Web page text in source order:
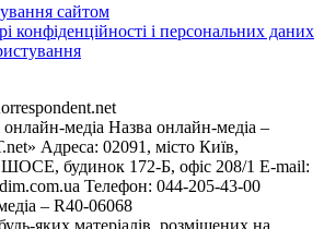
сайтом
конфіденційності і персональних даних
медіа Назва онлайн-медіа –
Адреса: 02091, місто Київ,
будинок 172-Б, офіс 208/1 E-mail:
Телефон: 044-205-43-00
– R40-06068
яких матеріалів, розміщених на